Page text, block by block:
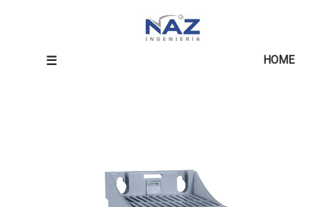
HOME
☰